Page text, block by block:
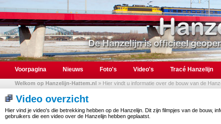
Voorpagina Nieuws Foto's Video's Tracé Hanzelijn
Welkom op Hanzelijn-Hattem.nl » Hier vindt u informatie over de bouw van de
Video overzicht
Hier vind je video's die betrekking hebben op de Hanzelijn. Dit zijn filmpjes van de bouw,
gebruikers die een video over de Hanzelijn hebben geplaatst.